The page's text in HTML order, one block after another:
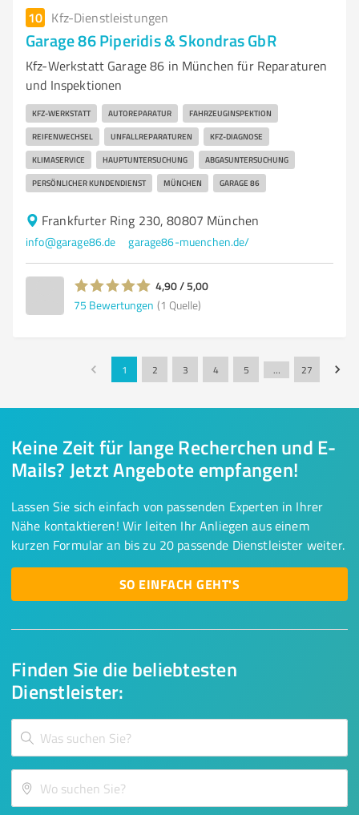
10 Kfz-Dienstleistungen
Garage 86 Piperidis & Skondras GbR
Kfz-Werkstatt Garage 86 in München für Reparaturen
und Inspektionen
KFZ-WERKSTATT AUTOREPARATUR FAHRZEUGINSPEKTION
REIFENWECHSEL UNFALLREPARATUREN KFZ-DIAGNOSE
KLIMASERVICE HAUPTUNTERSUCHUNG ABGASUNTERSUCHUNG
PERSÖNLICHER KUNDENDIENST MÜNCHEN GARAGE 86
Frankfurter Ring 230, 80807 München
info@garage86.de garage86-muenchen.de/
4,90 / 5,00
75 Bewertungen (1 Quelle)
1 2 3 4 5 … 27
Finden Sie die beliebtesten
Dienstleister:
Keine Zeit für lange Recherchen und E-
Mails? Jetzt Angebote empfangen!
Lassen Sie sich einfach von passenden Experten in Ihrer
Nähe kontaktieren! Wir leiten Ihr Anliegen aus einem
kurzen Formular an bis zu 20 passende Dienstleister weiter.
SO EINFACH GEHT'S